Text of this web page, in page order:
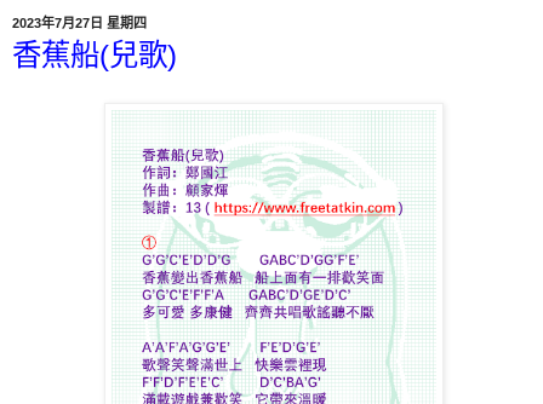
2023年7月27日 星期四
香蕉船(兒歌)